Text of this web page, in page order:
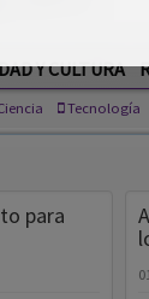
Y CULTURA
Tecnología
para